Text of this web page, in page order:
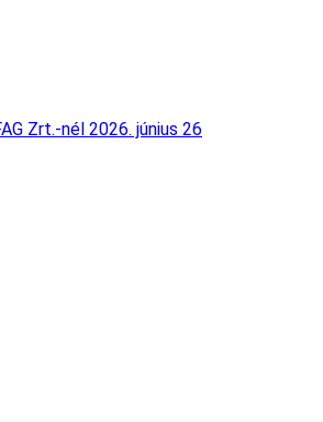
Zrt.-nél 2026. június 26